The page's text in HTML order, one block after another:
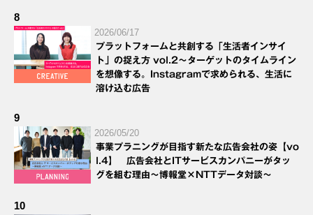
8
2026/06/17
プラットフォームと共創する「生活者インサイ
ト」の捉え方 vol.2～ターゲットのタイムライン
を想像する。Instagramで求められる、生活に
溶け込む広告
9
2026/05/20
事業プラニングが目指す新たな広告会社の姿【vo
l.4】 広告会社とITサービスカンパニーがタッ
グを組む理由～博報堂×NTTデータ対談～
10